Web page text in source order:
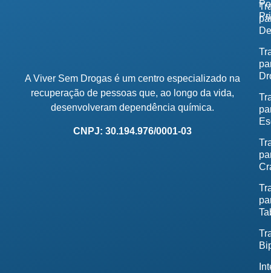
A Viver Sem Drogas é um centro especializado na
recuperação de pessoas que, ao longo da vida,
desenvolveram dependência química.
CNPJ: 30.194.976/0001-03